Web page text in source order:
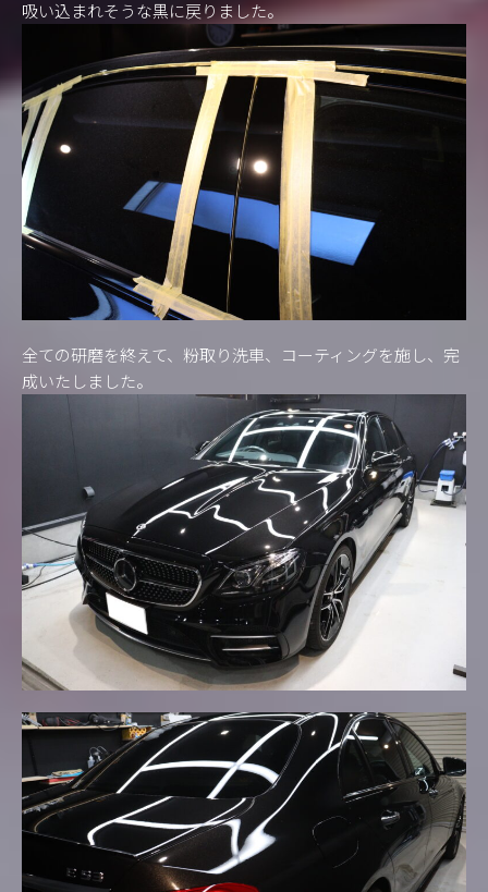
吸い込まれそうな黒に戻りました。
全ての研磨を終えて、粉取り洗車、コーティングを施し、完
成いたしました。